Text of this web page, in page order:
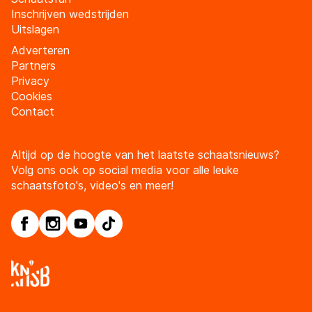
Inschrijven wedstrijden
Uitslagen
Adverteren
Partners
Privacy
Cookies
Contact
Altijd op de hoogte van het laatste schaatsnieuws?
Volg ons ook op social media voor alle leuke
schaatsfoto's, video's en meer!